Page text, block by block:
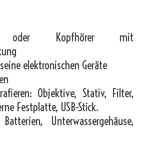
oder Kopfhörer mit
elektronischen Geräte
Objektive, Stativ, Filter,
Festplatte, USB-Stick.
Batterien, Unterwassergehäuse,